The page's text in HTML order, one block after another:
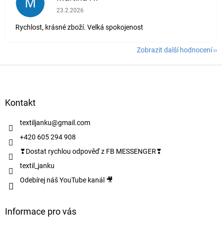
M Hodnocení obchodu je 5 z 5 hvězdiček.
23.2.2026
Rychlost, krásné zboží. Velká spokojenost
Zobrazit další hodnocení
Kontakt
textiljanku@gmail.com
+420 605 294 908
❣Dostat rychlou odpověď z FB MESSENGER❣
textil_janku
Odebírej náš YouTube kanál 🎥
Informace pro vás